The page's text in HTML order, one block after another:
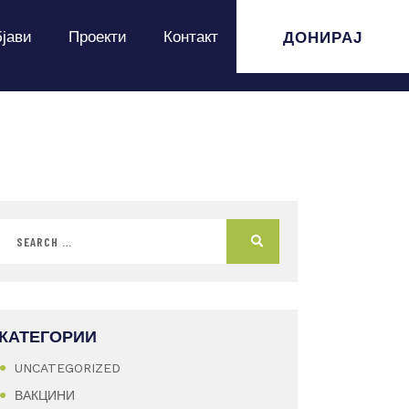
Проекти Контакт ДОНИРАЈ
КАТЕГОРИИ
UNCATEGORIZED
ВАКЦИНИ